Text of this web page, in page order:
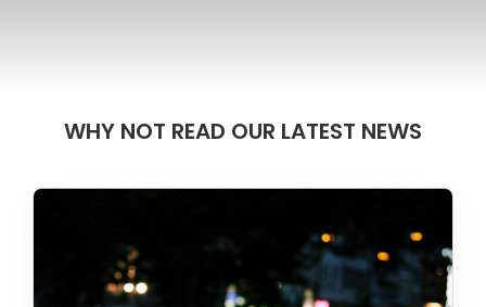
WHY NOT READ OUR LATEST NEWS